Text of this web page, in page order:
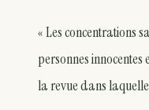
« Les concentrations
personnes
la revue dans